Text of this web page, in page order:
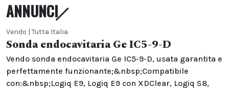
ANNUNCI
Vendo | Tutta Italia
Sonda endocavitaria Ge IC5-9-D
Vendo sonda endocavitaria Ge IC5-9-D, usata garantita e
perfettamente funzionante;&nbsp;Compatibile
con:&nbsp;Logiq E9, Logiq E9 con XDClear, Logiq S8,